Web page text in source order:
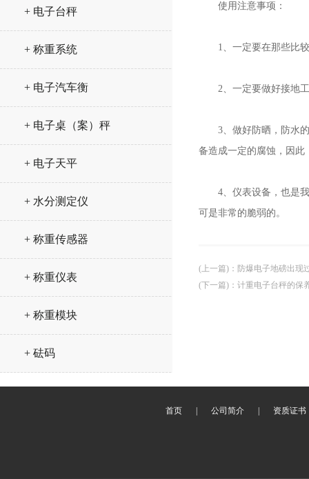
+ 电子台秤
+ 称重系统
+ 电子汽车衡
+ 电子桌（案）秤
+ 电子天平
+ 水分测定仪
+ 称重传感器
+ 称重仪表
+ 称重模块
+ 砝码
使用注意事项：
1、一定要在那些比较
2、一定要做好接地工
3、做好防晒，防水的
备造成一定的腐蚀，因此
4、仪表设备，也是我
可是非常的脆弱的。
(上一篇) ： 防爆电子地磅出现
(下一篇) ： 计重电子台秤的保
首页 公司简介 资质证书